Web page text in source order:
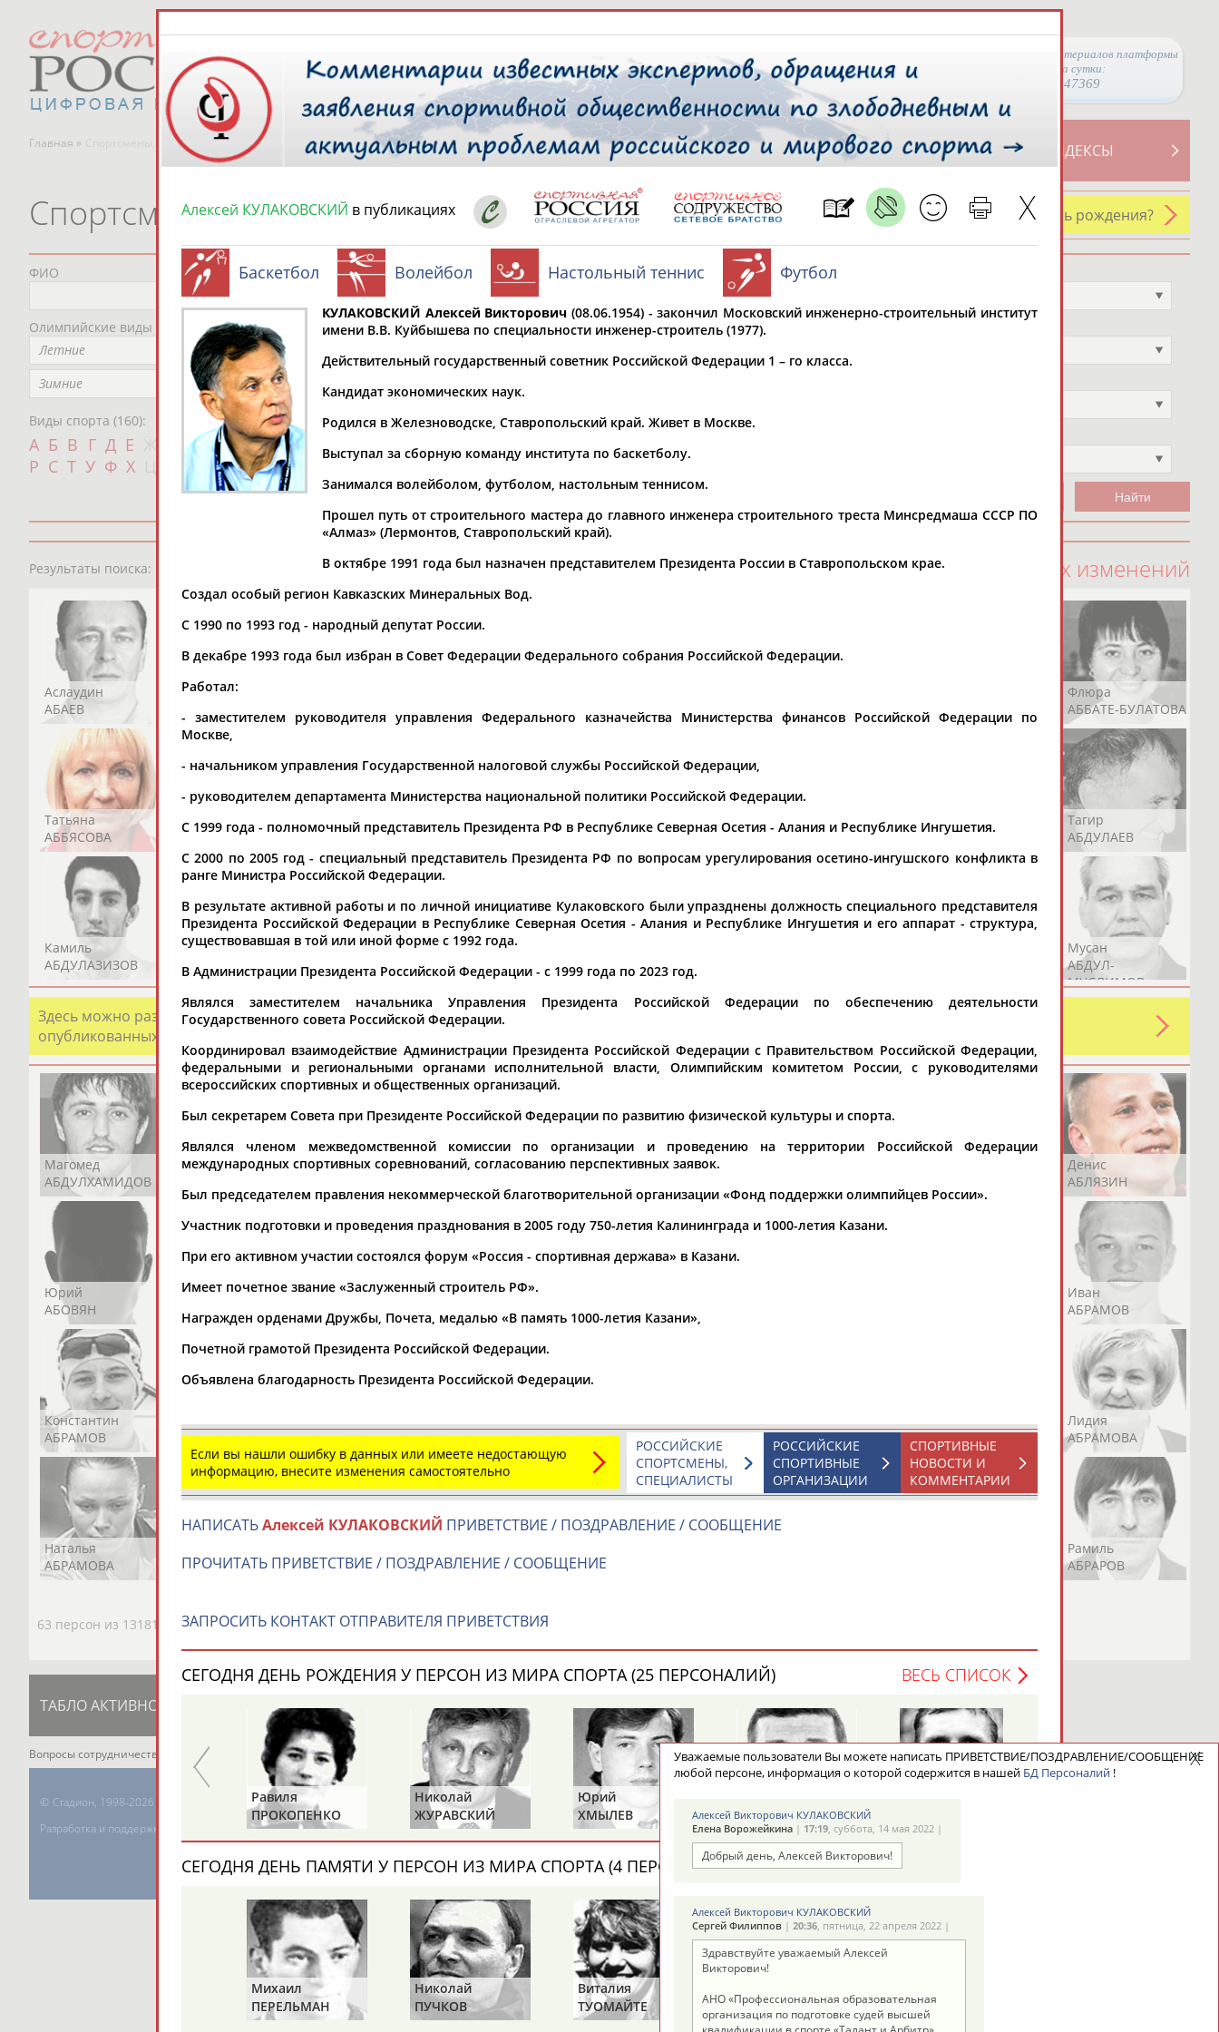
Просмотры материалов платформы
за сутки:
47369
Главная » Спортсмены, тренеры и специалисты СВОДНЫЕ ИНДЕКСЫ
ТАБЛО АКТИВНОСТИ
РЕСУРСНАЯ ПЛОЩАДКА
У кого сегодня день рождения?
Спортсмены, тренеры и специалисты
ФИО
Олимпийские виды спорта
Летние
Зимние
Виды спорта (160):
А Б В Г Д Е И К Л М Н О
П
Р С Т У Ф Х Ш Щ Э Ю Я
Представляет регион*
* для действующих спортсменов
Место рождения
Дата рождения
с
чч мм год по чч мм
Результаты поиска: 100 последних изменений
Аслаудин
АБАЕВ
Елена
Флюра
АББАТЕ-БУЛАТОВА
Татьяна
АББЯСОВА
Акжана
АБДИКАРИМОВА
АБДРАХМАНОВ
Каримжан
АБДРАХМАНОВ
Аделя
АБДРАХМАНОВА
Андрей
АБДУВАЛИЕВ
Герман
АБДУЛАЕВ
АБДУЛАЕВ
Тагир
АБДУЛАЕВ
Камиль
АБДУЛАЗИЗОВ
Загалав
АБДУЛБЕКОВ
Камалудин
АБДУЛДАУДОВ
Абдула
АБДУЛЖАЛИЛОВ
АБДУЛКАГИРОВ
Мусан
АБДУЛ-
МУСЛИМОВ
Здесь можно разместить информацию о хорошо известном спортсмене, тренере, специалисте или исправить какую-либо ошибку в уже
опубликованных записях. Страна должна знать своих героев! Герои спорта - это одни из главных патриотов своей страны!
Магомед
АБДУЛХАМИДОВ
Шамиль
Адлан
Рустам
Магомед
Нурлан
Денис
АБЛЯЗИН
Юрий
АБОВЯН
Никита
Виктор
АБОИМОВ
Элизабет
Иван
АБРАМОВ
Константин
АБРАМОВ
АБРАМОВ
АБРАМОВ
АБРАМОВ
АБРАМОВА
АБРАМОВА
АБРАМОВА
АБРАМОВА
Лидия
АБРАМОВА
Наталья
АБРАМОВА
АБРАМОВА
АБРАМОВА
АБРАМОВА
АБРАМОВИЧ
Рамиль
АБРАРОВ
63 персон из 13181 ЕЩЁ ПЕРСОНЫ
ТАБЛО АКТИВНОСТИ ЦЕЛИ ПРОЕКТА КОНТАКТЫ НАШИ КНОПКИ РЕКЛАМА
Вопросы сотрудничества и совместной деятельностиinform@infosport.ru
© Стадион, 1998-2026
Разработка и поддержка ООО НАИТ «Стадион»
Подпишись
Алексей КУЛАКОВСКИЙ в публикациях
Баскетбол Волейбол Настольный теннис Футбол
КУЛАКОВСКИЙ Алексей Викторович (08.06.1954) - закончил Московский инженерно-строительный институт
имени В.В. Куйбышева по специальности инженер-строитель (1977).
Действительный государственный советник Российской Федерации 1 – го класса.
Кандидат экономических наук.
Родился в Железноводске, Ставропольский край. Живет в Москве.
Выступал за сборную команду института по баскетболу.
Занимался волейболом, футболом, настольным теннисом.
Прошел путь от строительного мастера до главного инженера строительного треста Минсредмаша СССР ПО
«Алмаз» (Лермонтов, Ставропольский край).
В октябре 1991 года был назначен представителем Президента России в Ставропольском крае.
Создал особый регион Кавказских Минеральных Вод.
С 1990 по 1993 год - народный депутат России.
В декабре 1993 года был избран в Совет Федерации Федерального собрания Российской Федерации.
Работал:
- заместителем руководителя управления Федерального казначейства Министерства финансов Российской Федерации по
Москве,
- начальником управления Государственной налоговой службы Российской Федерации,
- руководителем департамента Министерства национальной политики Российской Федерации.
С 1999 года - полномочный представитель Президента РФ в Республике Северная Осетия - Алания и Республике Ингушетия.
С 2000 по 2005 год - специальный представитель Президента РФ по вопросам урегулирования осетино-ингушского конфликта в
ранге Министра Российской Федерации.
В результате активной работы и по личной инициативе Кулаковского были упразднены должность специального представителя
Президента Российской Федерации в Республике Северная Осетия - Алания и Республике Ингушетия и его аппарат - структура,
существовавшая в той или иной форме с 1992 года.
В Администрации Президента Российской Федерации - с 1999 года по 2023 год.
Являлся заместителем начальника Управления Президента Российской Федерации по обеспечению деятельности
Государственного совета Российской Федерации.
Координировал взаимодействие Администрации Президента Российской Федерации с Правительством Российской Федерации,
федеральными и региональными органами исполнительной власти, Олимпийским комитетом России, с руководителями
всероссийских спортивных и общественных организаций.
Был секретарем Совета при Президенте Российской Федерации по развитию физической культуры и спорта.
Являлся членом межведомственной комиссии по организации и проведению на территории Российской Федерации
международных спортивных соревнований, согласованию перспективных заявок.
Был председателем правления некоммерческой благотворительной организации «Фонд поддержки олимпийцев России».
Участник подготовки и проведения празднования в 2005 году 750-летия Калининграда и 1000-летия Казани.
При его активном участии состоялся форум «Россия - спортивная держава» в Казани.
Имеет почетное звание «Заслуженный строитель РФ».
Награжден орденами Дружбы, Почета, медалью «В память 1000-летия Казани»,
Почетной грамотой Президента Российской Федерации.
Объявлена благодарность Президента Российской Федерации.
Если вы нашли ошибку в данных или имеете недостающую
информацию, внесите изменения самостоятельно
СПОРТИВНЫЕ
НОВОСТИ И
КОММЕНТАРИИ
РОССИЙСКИЕ
СПОРТИВНЫЕ
ОРГАНИЗАЦИИ
РОССИЙСКИЕ
СПОРТСМЕНЫ,
СПЕЦИАЛИСТЫ
НАПИСАТЬАлексей КУЛАКОВСКИЙ ПРИВЕТСТВИЕ / ПОЗДРАВЛЕНИЕ / СООБЩЕНИЕ
ПРОЧИТАТЬ ПРИВЕТСТВИЕ / ПОЗДРАВЛЕНИЕ / СООБЩЕНИЕ
ЗАПРОСИТЬ КОНТАКТ ОТПРАВИТЕЛЯ ПРИВЕТСТВИЯ
СЕГОДНЯ ДЕНЬ РОЖДЕНИЯ У ПЕРСОН ИЗ МИРА СПОРТА (25 ПЕРСОНАЛИЙ) ВЕСЬ СПИСОК
Нина
Равиля
ПРОКОПЕНКО
(САЛИМОВА)
Николай
ЖУРАВСКИЙ
Юрий
ХМЫЛЕВ
НАСТЕНКО
СЕГОДНЯ ДЕНЬ ПАМЯТИ У ПЕРСОН ИЗ МИРА СПОРТА (4 ПЕРСОНАЛИЙ) ВЕСЬ СПИСОК
Михаил
ПЕРЕЛЬМАН
(ПЕРЛЬМАН)
Николай
ПУЧКОВ
Виталия
ТУОМАЙТЕ
ШАХОВ
Уважаемые пользователи Вы можете написать ПРИВЕТСТВИЕ/ПОЗДРАВЛЕНИЕ/СООБЩЕНИЕ
любой персоне, информация о которой содержится в нашей БД Персоналий !
Алексей Викторович КУЛАКОВСКИЙ
Елена Ворожейкина | 17:19, суббота, 14 мая 2022 |
Добрый день, Алексей Викторович!
Алексей Викторович КУЛАКОВСКИЙ
Сергей Филиппов | 20:36, пятница, 22 апреля 2022 |
Здравствуйте уважаемый Алексей
Викторович!
АНО «Профессиональная образовательная
организация по подготовке судей высшей